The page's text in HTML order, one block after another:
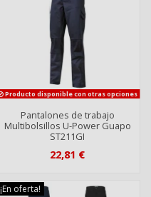
Producto disponible con otras opciones
Pantalones de trabajo
Multibolsillos U-Power Guapo
ST211GI
22,81 €
¡En oferta!